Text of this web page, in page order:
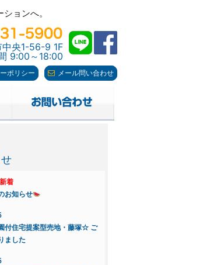
ョンへ。
ョンへ。
央1-56-9 1F
9:00～18:00
ポリシー メール問い合わせ
新着
お知らせ
付住宅提案型売地・藤塚☆ ご
ました